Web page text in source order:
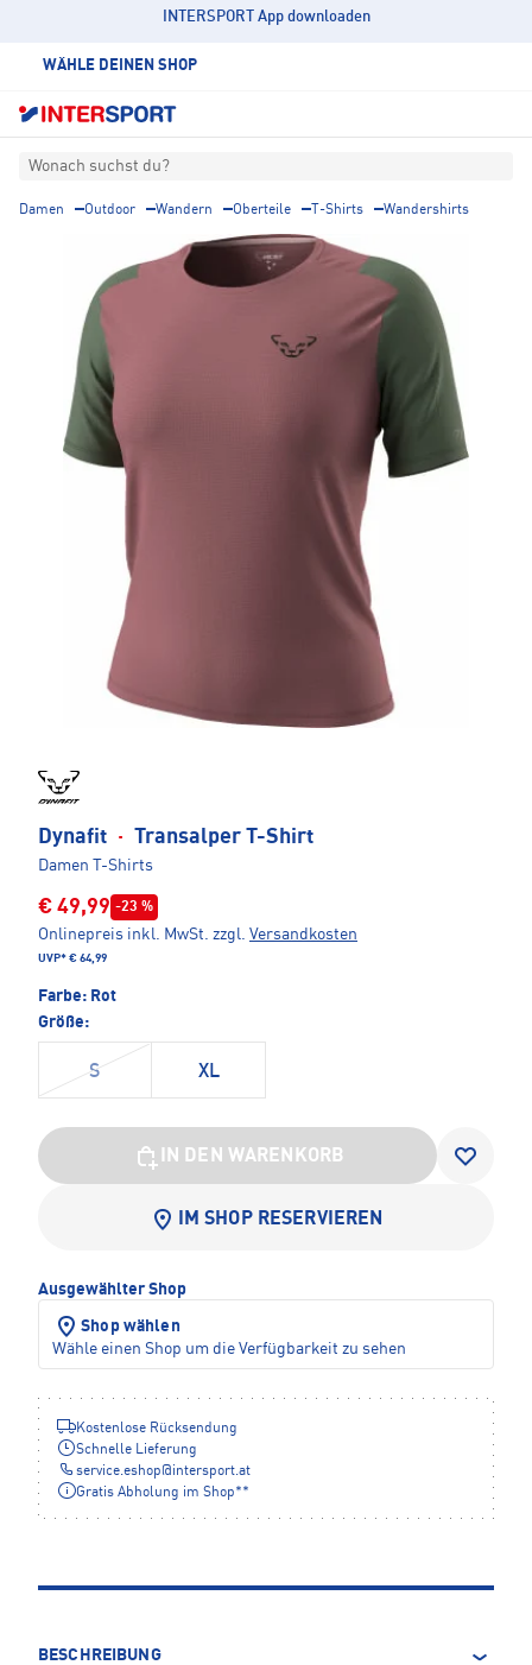
INTERSPORT App downloaden
WÄHLE DEINEN SHOP
Wonach suchst du?
Damen Outdoor Wandern Oberteile T-Shirts Wandershirts
Dynafit · Transalper T-Shirt
Damen T-Shirts
€ 49,99 -23 %
Onlinepreis inkl. MwSt. zzgl. Versandkosten
UVP* € 64,99
Farbe: Rot
Größe:
S XL
IN DEN WARENKORB
IM SHOP RESERVIEREN
Ausgewählter Shop
Shop wählen
Wähle einen Shop um die Verfügbarkeit zu sehen
Kostenlose Rücksendung
Schnelle Lieferung
service.eshop@intersport.at
Gratis Abholung im Shop**
BESCHREIBUNG